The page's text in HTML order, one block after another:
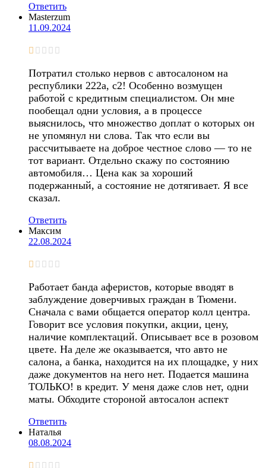
Ответить
Masterzum
11.09.2024
Потратил столько нервов с автосалоном на
республики 222а, с2! Особенно возмущен
работой с кредитным специалистом. Он мне
пообещал одни условия, а в процессе
выяснилось, что множество доплат о которых он
не упомянул ни слова. Так что если вы
рассчитываете на доброе честное слово — то не
тот вариант. Отдельно скажу по состоянию
автомобиля… Цена как за хороший
подержанный, а состояние не дотягивает. Я все
сказал.
Ответить
Максим
22.08.2024
Работает банда аферистов, которые вводят в
заблуждение доверчивых граждан в Тюмени.
Сначала с вами общается оператор колл центра.
Говорит все условия покупки, акции, цену,
наличие комплектаций. Описывает все в розовом
цвете. На деле же оказывается, что авто не
салона, а банка, находится на их площадке, у них
даже документов на него нет. Подается машина
ТОЛЬКО! в кредит. У меня даже слов нет, одни
маты. Обходите стороной автосалон аспект
Ответить
Наталья
08.08.2024